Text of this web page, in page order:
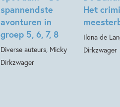
spannendste
avonturen in
groep 5, 6, 7, 8
Diverse auteurs, Micky
Dirkzwager
Het
Ilona de
Dirkzwager